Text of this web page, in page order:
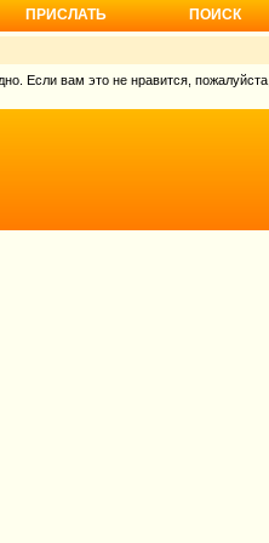
ПРИСЛАТЬ ПОИСК
Если вам это не нравится, пожалуйста,